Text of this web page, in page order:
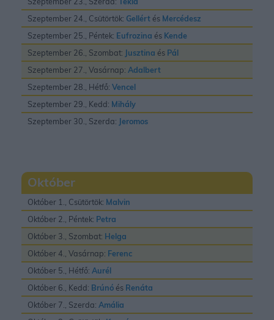
Szeptember 24., Csütörtök: Gellért és Mercédesz
Szeptember 25., Péntek: Eufrozina és Kende
Szeptember 26., Szombat: Jusztina és Pál
Szeptember 27., Vasárnap: Adalbert
Szeptember 28., Hétfő: Vencel
Szeptember 29., Kedd: Mihály
Szeptember 30., Szerda: Jeromos
Október
Október 1., Csütörtök: Malvin
Október 2., Péntek: Petra
Október 3., Szombat: Helga
Október 4., Vasárnap: Ferenc
Október 5., Hétfő: Aurél
Október 6., Kedd: Brúnó és Renáta
Október 7., Szerda: Amália